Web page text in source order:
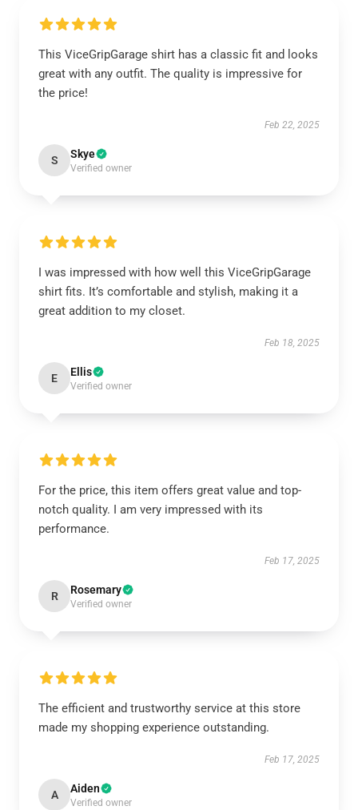
This ViceGripGarage shirt has a classic fit and looks
great with any outfit. The quality is impressive for
the price!
Feb 22, 2025
S Skye
Verified owner
I was impressed with how well this ViceGripGarage
shirt fits. It’s comfortable and stylish, making it a
great addition to my closet.
Feb 18, 2025
E Ellis
Verified owner
For the price, this item offers great value and top-
notch quality. I am very impressed with its
performance.
Feb 17, 2025
R Rosemary
Verified owner
The efficient and trustworthy service at this store
made my shopping experience outstanding.
Feb 17, 2025
A Aiden
Verified owner